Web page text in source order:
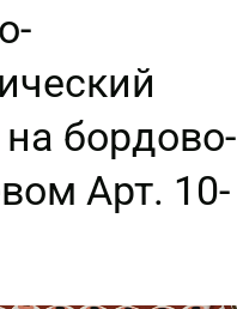
бордово-
Арт. 10-